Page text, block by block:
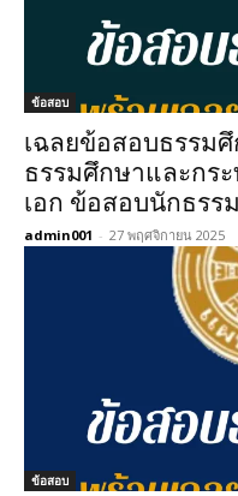
ข้อสอบ
เฉลยข้อสอบธรรม
ธรรมศึกษาและกร
เอก ข้อสอบนักธร
admin001 - 27 พฤศจิกายน 2025
ข้อสอบ